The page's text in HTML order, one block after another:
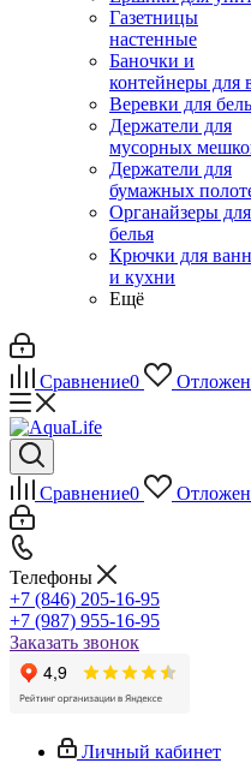
Газетницы
настенные
Баночки и
контейнеры для
Веревки для
Держатели для
мусорных
Держатели для
бумажных
Органайзеры для
белья
Крючки для
и кухни
Ещё
Сравнение0
Сравнение0
Телефоны
+7 (846) 205-16-95
+7 (987) 955-16-95
Заказать звонок
Личный кабинет